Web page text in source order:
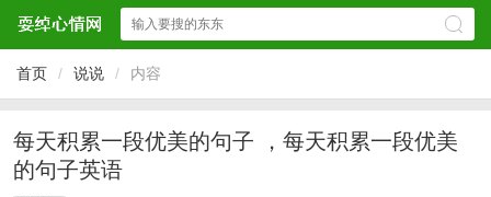
首页 / 说说 / 内容
每天积累一段优美的句子 ，每天积累一段优美
的句子英语